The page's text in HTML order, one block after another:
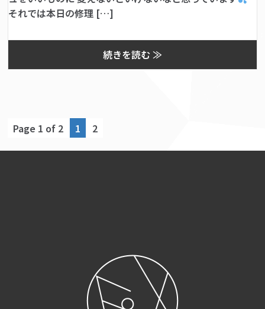
それでは本日の修理 […]
続きを読む ≫
Page 1 of 2 1 2